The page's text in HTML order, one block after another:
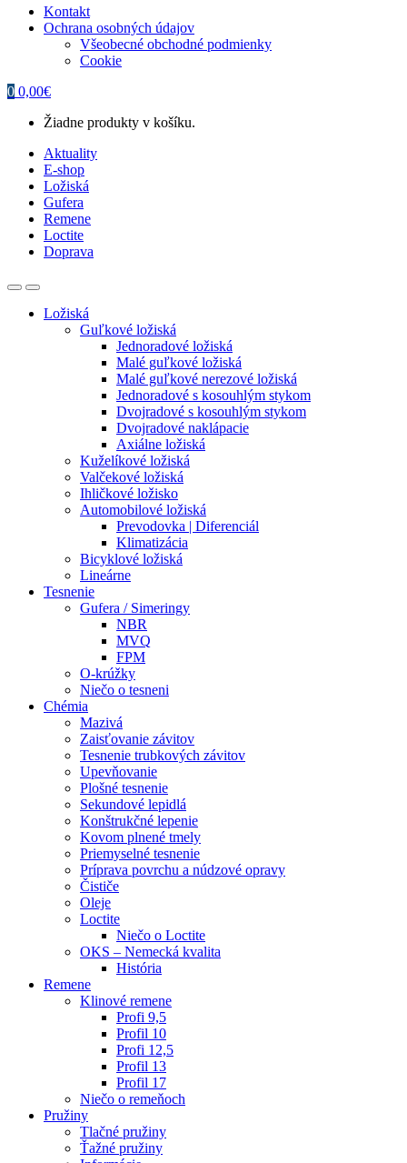
Kontakt
Ochrana osobných údajov
Všeobecné obchodné podmienky
Cookie
0 0,00€
Žiadne produkty v košíku.
Aktuality
E-shop
Ložiská
Gufera
Remene
Loctite
Doprava
Ložiská
Guľkové ložiská
Jednoradové ložiská
Malé guľkové ložiská
Malé guľkové nerezové ložiská
Jednoradové s kosouhlým stykom
Dvojradové s kosouhlým stykom
Dvojradové naklápacie
Axiálne ložiská
Kuželíkové ložiská
Valčekové ložiská
Ihličkové ložisko
Automobilové ložiská
Prevodovka | Diferenciál
Klimatizácia
Bicyklové ložiská
Lineárne
Tesnenie
Gufera / Simeringy
NBR
MVQ
FPM
O-krúžky
Niečo o tesneni
Chémia
Mazivá
Zaisťovanie závitov
Tesnenie trubkových závitov
Upevňovanie
Plošné tesnenie
Sekundové lepidlá
Konštrukčné lepenie
Kovom plnené tmely
Priemyselné tesnenie
Príprava povrchu a núdzové opravy
Čističe
Oleje
Loctite
Niečo o Loctite
OKS – Nemecká kvalita
História
Remene
Klinové remene
Profi 9,5
Profil 10
Profi 12,5
Profil 13
Profil 17
Niečo o remeňoch
Pružiny
Tlačné pružiny
Ťažné pružiny